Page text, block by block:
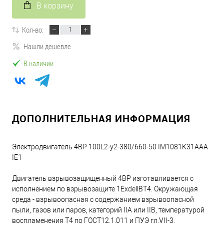
В корзину
Кол-во:
Нашли дешевле
В наличии
ДОПОЛНИТЕЛЬНАЯ ИНФОРМАЦИЯ
Электродвигатель 4ВР 100L2-y2-380/660-50 IM1081К31ААА
IE1
Двигатель взрывозащищенный 4ВР изготавливается с
исполнением по взрывозащите 1ExdellBT4. Окружающая
среда - взрывоопасная с содержанием взрывоопасной
пыли, газов или паров, категорий IIА или IIВ, температурой
воспламенения Т4 по ГОСТ12.1.011 и ПУЭ гл.VII-3.